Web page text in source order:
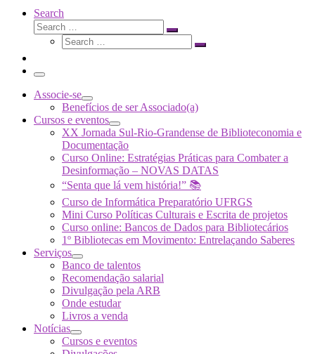
Search
Search
Search
Search
Search
Menu
Associe-se
Benefícios de ser Associado(a)
Cursos e eventos
XX Jornada Sul-Rio-Grandense de Biblioteconomia e
Documentação
Curso Online: Estratégias Práticas para Combater a
Desinformação – NOVAS DATAS
“Senta que lá vem história!” 📚
Curso de Informática Preparatório UFRGS
Mini Curso Políticas Culturais e Escrita de projetos
Curso online: Bancos de Dados para Bibliotecários
1º Bibliotecas em Movimento: Entrelaçando Saberes
Serviços
Banco de talentos
Recomendação salarial
Divulgação pela ARB
Onde estudar
Livros a venda
Notícias
Cursos e eventos